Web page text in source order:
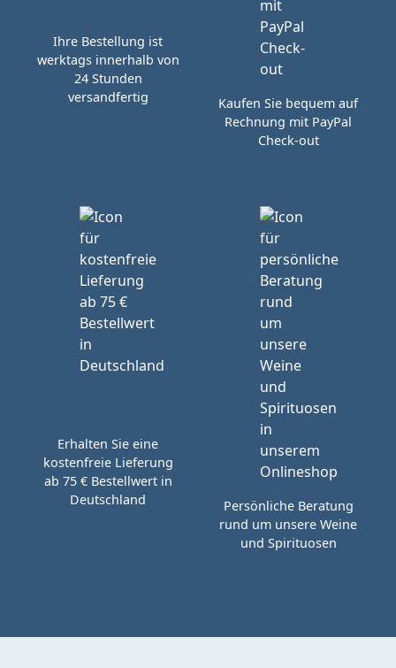
Ihre Bestellung ist
werktags innerhalb von
24 Stunden
versandfertig
Kaufen Sie bequem auf
Rechnung mit PayPal
Check-out
Erhalten Sie eine
kostenfreie Lieferung
ab 75 € Bestellwert in
Deutschland
Persönliche Beratung
rund um unsere Weine
und Spirituosen